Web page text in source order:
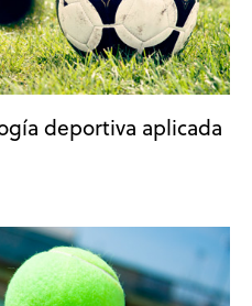
deportiva aplicada